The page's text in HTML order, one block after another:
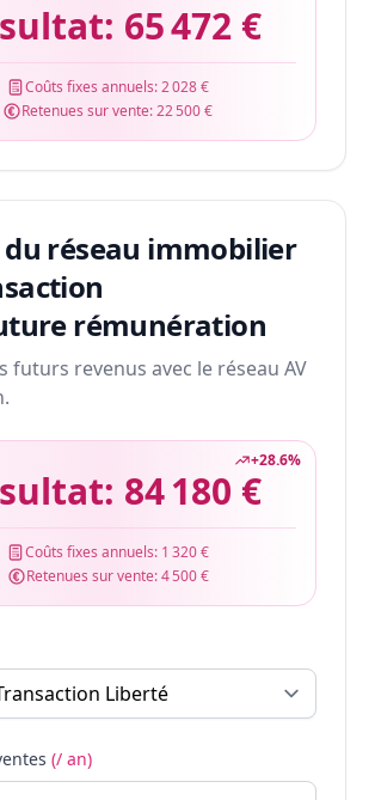
65 472 €
Coûts fixes annuels:2 028 €
Retenues sur vente:22 500 €
du réseau immobilier
rémunération
futurs revenus avec le réseau AV
+28.6%
84 180 €
Coûts fixes annuels: 1 320 €
Retenues sur vente:4 500 €
(/ an)